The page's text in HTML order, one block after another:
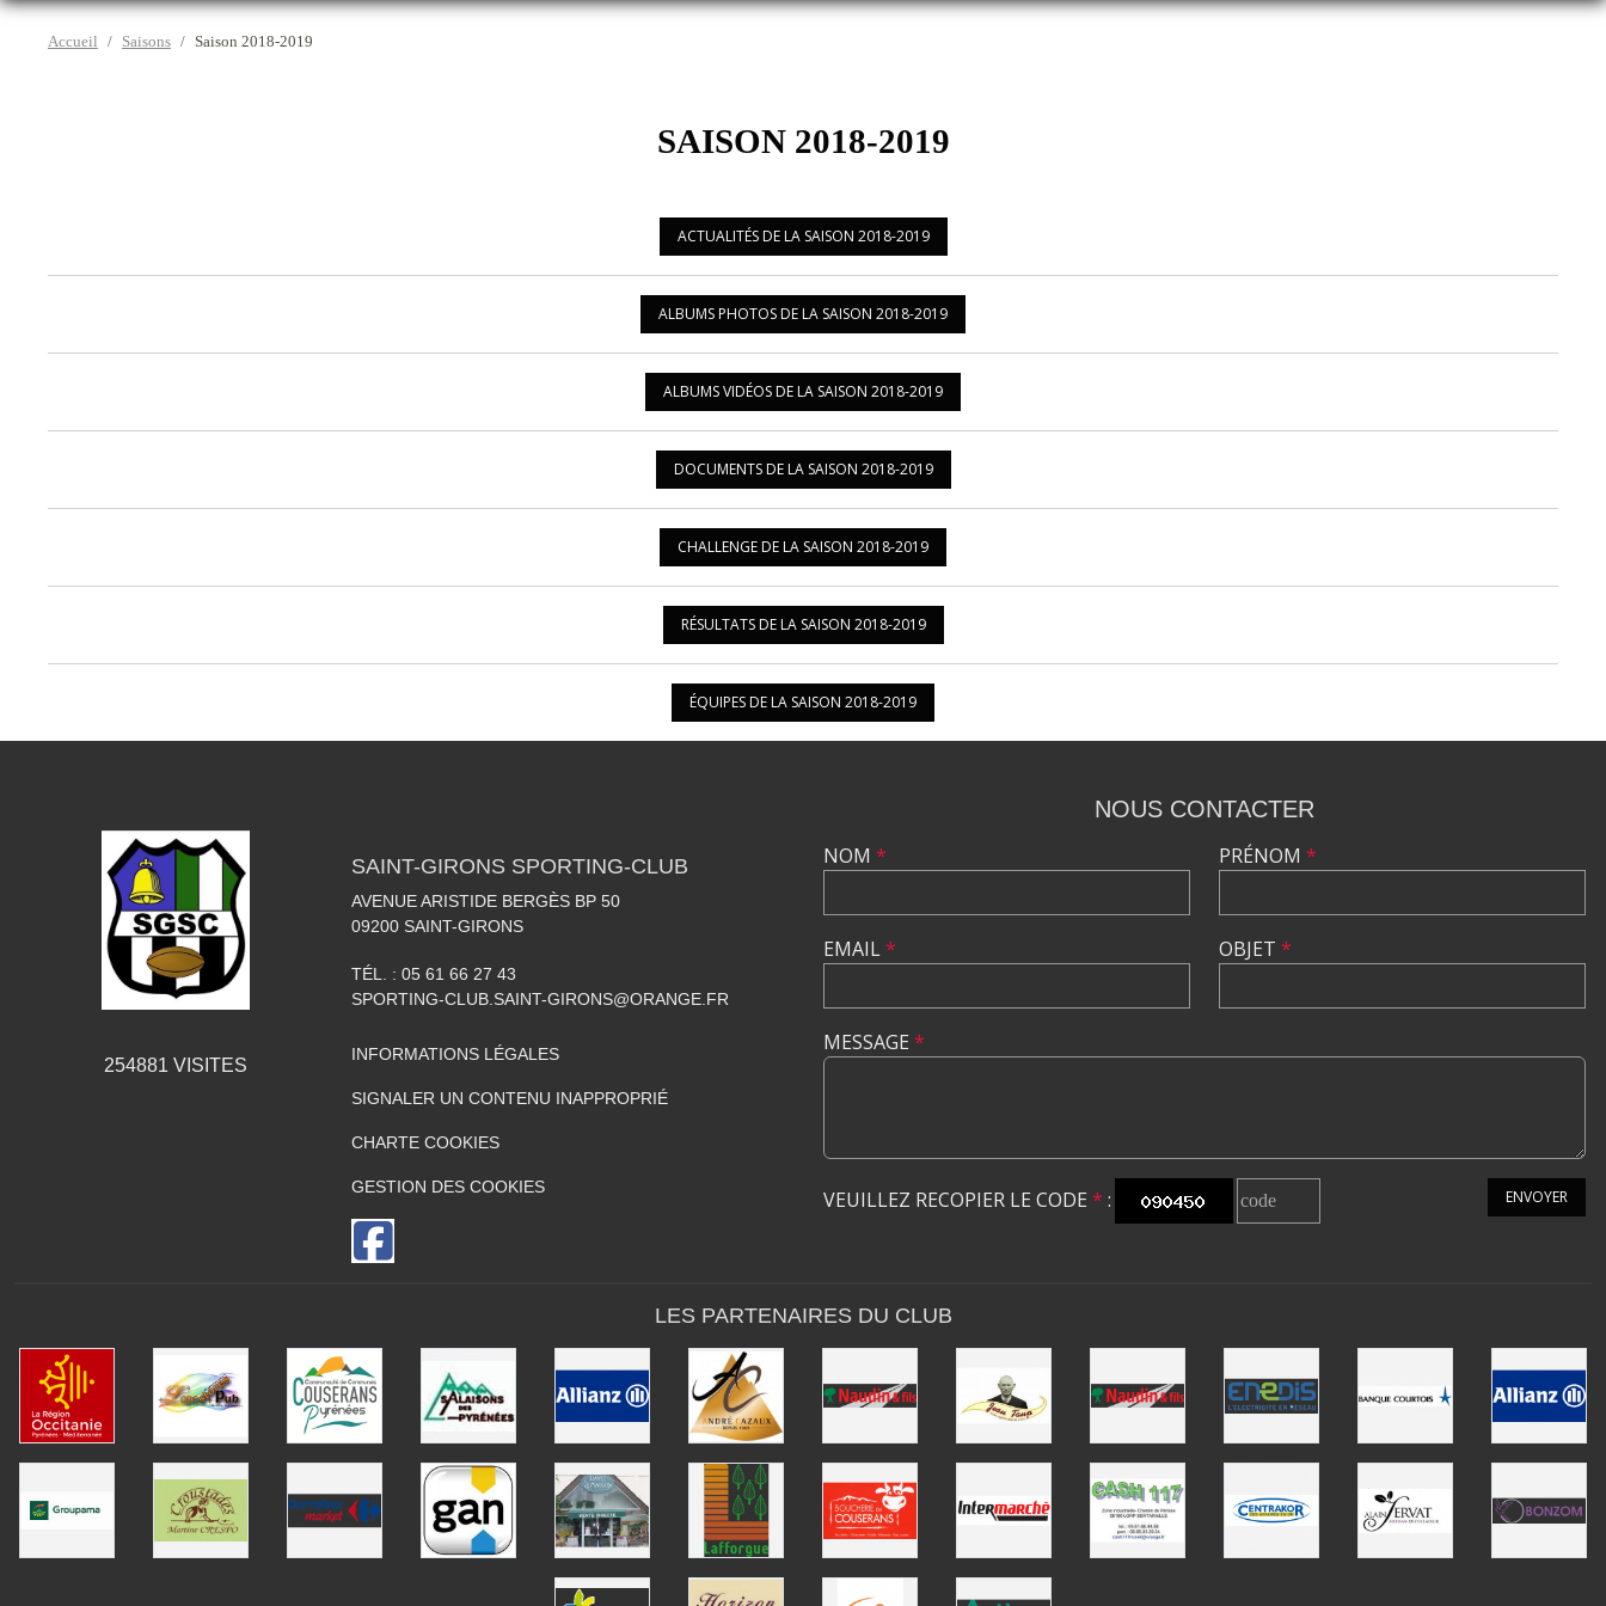
Accueil Saisons Saison 2018-2019
SAISON 2018-2019
ACTUALITÉS DE LA SAISON 2018-2019
ALBUMS PHOTOS DE LA SAISON 2018-2019
ALBUMS VIDÉOS DE LA SAISON 2018-2019
DOCUMENTS DE LA SAISON 2018-2019
CHALLENGE DE LA SAISON 2018-2019
RÉSULTATS DE LA SAISON 2018-2019
ÉQUIPES DE LA SAISON 2018-2019
254881 VISITES
SAINT-GIRONS SPORTING-CLUB
AVENUE ARISTIDE BERGÈS BP 50
09200 SAINT-GIRONS
TÉL. : 05 61 66 27 43
SPORTING-CLUB.SAINT-GIRONS@ORANGE.FR
INFORMATIONS LÉGALES
SIGNALER UN CONTENU INAPPROPRIÉ
CHARTE COOKIES
GESTION DES COOKIES
NOUS CONTACTER
NOM *
EMAIL*
PRÉNOM *
OBJET *
MESSAGE *
VEUILLEZ RECOPIER LE CODE * : ENVOYER
LES PARTENAIRES DU CLUB